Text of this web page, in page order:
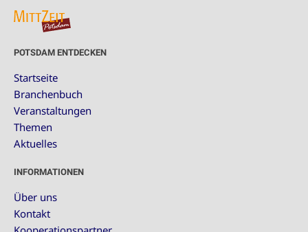
POTSDAM ENTDECKEN
Startseite
Branchenbuch
Veranstaltungen
Themen
Aktuelles
INFORMATIONEN
Über uns
Kontakt